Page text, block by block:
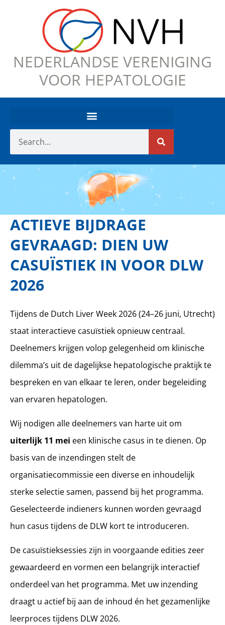
NEDERLANDSE VERENIGING
VOOR HEPATOLOGIE
ACTIEVE BIJDRAGE
GEVRAAGD: DIEN UW
CASUÏSTIEK IN VOOR DLW
2026
Tijdens de Dutch Liver Week 2026 (24–26 juni, Utrecht)
staat interactieve casuïstiek opnieuw centraal.
Deelnemers krijgen volop gelegenheid om klinische
dilemma’s uit de dagelijkse hepatologische praktijk te
bespreken en van elkaar te leren, onder begeleiding
van ervaren hepatologen.
Wij nodigen alle deelnemers van harte uit om
uiterlijk 11 mei een klinische casus in te dienen. Op
basis van de inzendingen stelt de
organisatiecommissie een diverse en inhoudelijk
sterke selectie samen, passend bij het programma.
Geselecteerde indieners kunnen worden gevraagd
hun casus tijdens de DLW kort te introduceren.
De casuïstieksessies zijn in voorgaande edities zeer
gewaardeerd en vormen een belangrijk interactief
onderdeel van het programma. Met uw inzending
draagt u actief bij aan de inhoud én het gezamenlijke
leerproces tijdens DLW 2026.